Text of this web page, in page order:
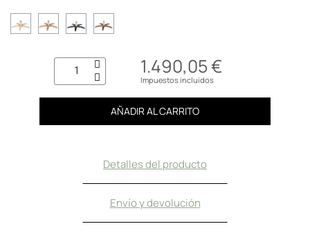
1.490,05 €
Impuestos incluidos
AÑADIR AL CARRITO
Detalles del producto
Envío y devolución